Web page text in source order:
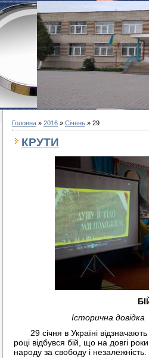
Головна » 2016 » Січень » 29
КРУТИ
Історична
29 січня в Україні
році відбувся бій, що на довгі
народу за свободу і незалежність.